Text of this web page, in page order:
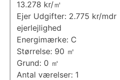
13.278 kr/㎡
Ejer Udgifter: 2.775 kr/mdr
ejerlejlighed
Energimærke: C
Størrelse: 90 ㎡
Grund: 0 ㎡
Antal værelser: 1